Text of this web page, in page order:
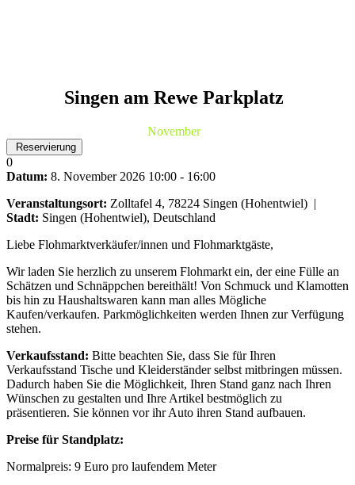
Singen am Rewe Parkplatz
November
Reservierung
0
Datum: 8. November 2026 10:00 - 16:00
Veranstaltungsort: Zolltafel 4, 78224 Singen (Hohentwiel) |
Stadt: Singen (Hohentwiel), Deutschland
Liebe Flohmarktverkäufer/innen und Flohmarktgäste,
Wir laden Sie herzlich zu unserem Flohmarkt ein, der eine Fülle an
Schätzen und Schnäppchen bereithält! Von Schmuck und Klamotten
bis hin zu Haushaltswaren kann man alles Mögliche
Kaufen/verkaufen. Parkmöglichkeiten werden Ihnen zur Verfügung
stehen.
Verkaufsstand: Bitte beachten Sie, dass Sie für Ihren
Verkaufsstand Tische und Kleiderständer selbst mitbringen müssen.
Dadurch haben Sie die Möglichkeit, Ihren Stand ganz nach Ihren
Wünschen zu gestalten und Ihre Artikel bestmöglich zu
präsentieren. Sie können vor ihr Auto ihren Stand aufbauen.
Preise für Standplatz:
Normalpreis: 9 Euro pro laufendem Meter